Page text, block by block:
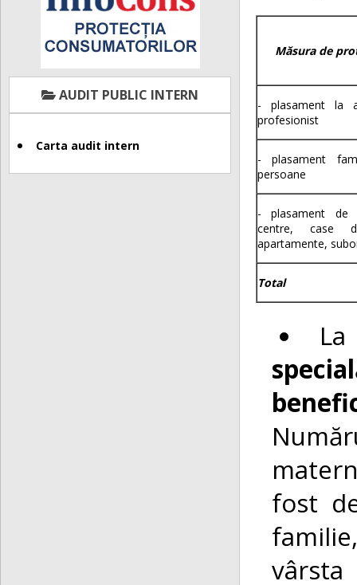
AUDIT PUBLIC INTERN
Carta audit intern
Măsura de
- plasament la
profesionist
- plasament
persoane
- plasament de
centre, case
apartamente,
Total
fost